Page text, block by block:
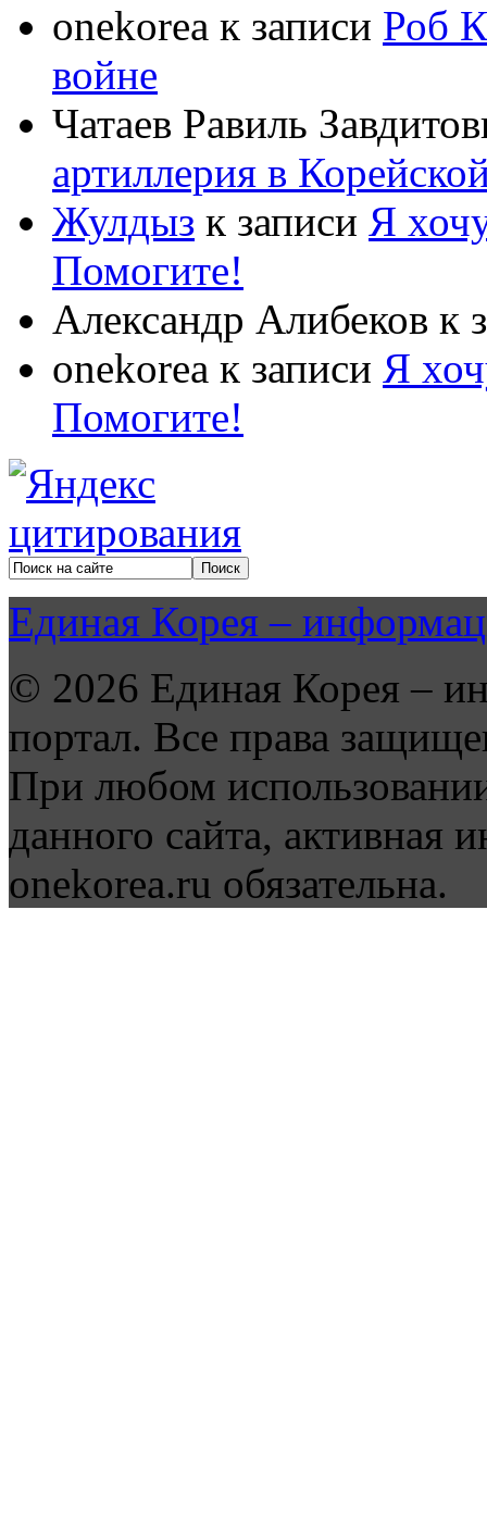
onekorea к записи Роб
войне
Чатаев Равиль
артиллерия в
Жулдыз к записи Я
Помогите!
Александр Алибеков к
onekorea к записи Я
Помогите!
Единая Корея –
© 2026 Единая Корея –
портал. Все права
При любом
данного сайта, активная
onekorea.ru обязательна.